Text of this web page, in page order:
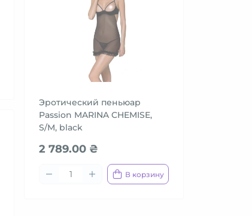
Эротический пеньюар
Passion MARINA CHEMISE,
S/M, black
2 789.00 ₴
В корзину